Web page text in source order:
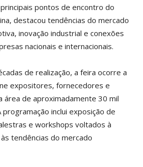
pontos de encontro do
destacou tendências do mercado
inovação industrial e conexões
nacionais e internacionais.
de realização, a feira ocorre a
expositores, fornecedores e
área de aproximadamente 30 mil
inclui exposição de
e workshops voltados à
tendências do mercado